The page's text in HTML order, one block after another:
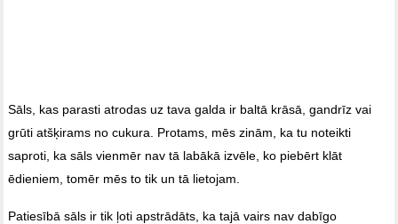
Sāls, kas parasti atrodas uz tava galda ir baltā krāsā, gandrīz vai
grūti atšķirams no cukura. Protams, mēs zinām, ka tu noteikti
saproti, ka sāls vienmēr nav tā labākā izvēle, ko piebērt klāt
ēdieniem, tomēr mēs to tik un tā lietojam.
Patiesībā sāls ir tik ļoti apstrādāts, ka tajā vairs nav dabīgo